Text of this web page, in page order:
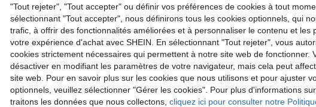
Voir Plus D'avis
"Tout rejeter", "Tout accepter" ou définir vos préférences de cookies à tout
sélectionnant "Tout accepter", nous définirons tous les cookies optionnels, qui
trafic, à offrir des fonctionnalités améliorées et à personnaliser le contenu et les
votre expérience d'achat avec SHEIN. En sélectionnant "Tout rejeter", vous
cookies strictement nécessaires qui permettent à notre site web de fonctionner.
désactiver en modifiant les paramètres de votre navigateur, mais cela peut
site web. Pour en savoir plus sur les cookies que nous utilisons et pour ajuster
optionnels, veuillez sélectionner "Gérer les cookies". Pour plus d'informations
traitons les données que nous collectons, cliquez ici pour consulter notre